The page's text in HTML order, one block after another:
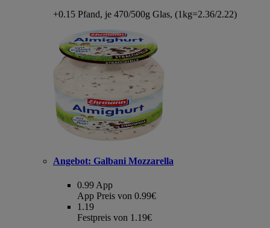
+0.15 Pfand, je 470/500g Glas, (1kg=2.36/2.22)
Angebot: Galbani Mozzarella
0.99 App
App Preis von 0.99€
1.19
Festpreis von 1.19€